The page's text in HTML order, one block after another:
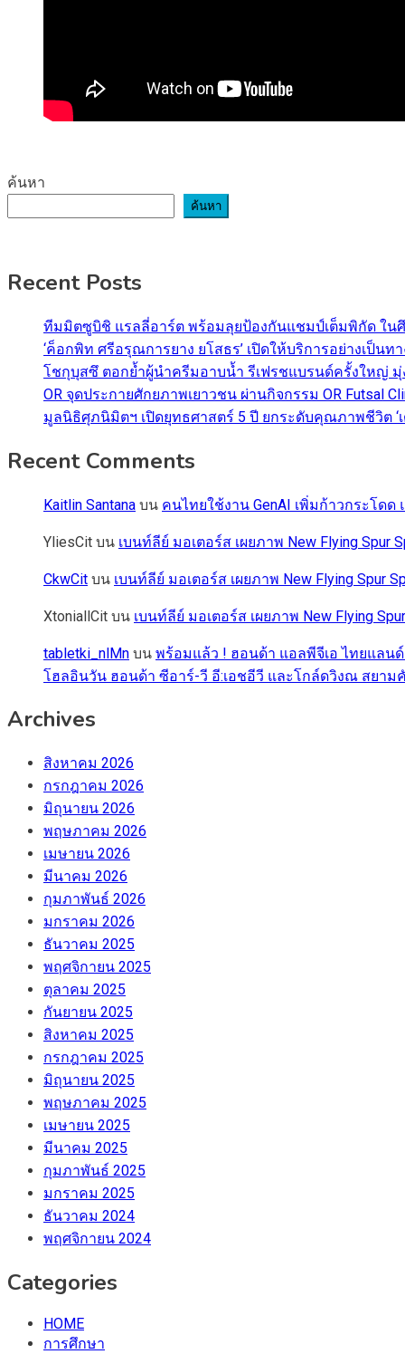
ค้นหา
ค้นหา
Recent Posts
ทีมมิตซูบิชิ แรลลี่อาร์ต พร้อมลุยป้องกันแชมป์เต็มพิกัด ใน
‘ค็อกพิท ศรีอรุณการยาง ยโสธร’ เปิดให้บริการอย่างเป็น
โชกุบุสซึ ตอกย้ำผู้นำครีมอาบน้ำ รีเฟรชแบรนด์ครั้งใหญ่ มุ่
OR จุดประกายศักยภาพเยาวชน ผ่านกิจกรรม OR Futsal
มูลนิธิศุภนิมิตฯ เปิดยุทธศาสตร์ 5 ปี ยกระดับคุณภาพชีวิต
Recent Comments
Kaitlin Santana บน คนไทยใช้งาน GenAI เพิ่มก้าวกระโด
YliesCit บน เบนท์ลีย์ มอเตอร์ส เผยภาพ New Flying
CkwCit บน เบนท์ลีย์ มอเตอร์ส เผยภาพ New Flying Spur
XtoniallCit บน เบนท์ลีย์ มอเตอร์ส เผยภาพ New Flying
tabletki_nlMn บน พร้อมแล้ว ! ฮอนด้า แอลพีจีเอ ไทยแลนด์
โฮลอินวัน ฮอนด้า ซีอาร์-วี อี:เอชอีวี และโกล์ดวิงณ สยา
Archives
สิงหาคม 2026
กรกฎาคม 2026
มิถุนายน 2026
พฤษภาคม 2026
เมษายน 2026
มีนาคม 2026
กุมภาพันธ์ 2026
มกราคม 2026
ธันวาคม 2025
พฤศจิกายน 2025
ตุลาคม 2025
กันยายน 2025
สิงหาคม 2025
กรกฎาคม 2025
มิถุนายน 2025
พฤษภาคม 2025
เมษายน 2025
มีนาคม 2025
กุมภาพันธ์ 2025
มกราคม 2025
ธันวาคม 2024
พฤศจิกายน 2024
Categories
HOME
การศึกษา